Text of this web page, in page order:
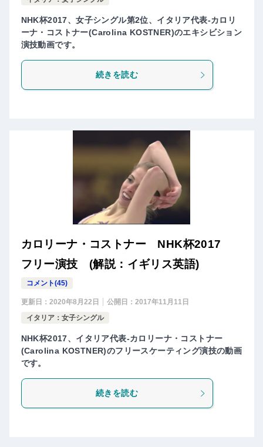
NHK杯2017、女子シングル第2位、イタリア代表-カロリ
ーナ・コストナー(Carolina KOSTNER)のエキシビション
演技動画です。
続きを読む
カロリーナ・コストナー NHK杯2017
フリー演技 (解説：イギリス英語)
コメント(45)
更新日： 2020年8月22日 公開日： 2017年11月11日
イタリア：女子シングル
NHK杯2017、イタリア代表-カロリーナ・コストナー
(Carolina KOSTNER)のフリースケーティング演技の動画
です。
続きを読む